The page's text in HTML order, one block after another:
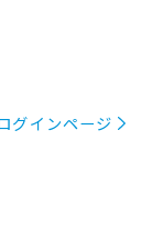
グインページ